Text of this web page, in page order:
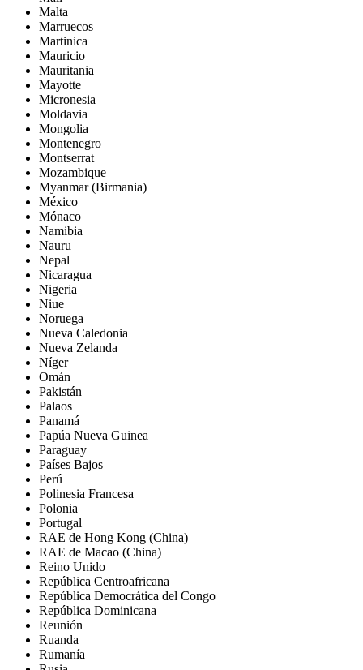
Malta
Marruecos
Martinica
Mauricio
Mauritania
Mayotte
Micronesia
Moldavia
Mongolia
Montenegro
Montserrat
Mozambique
Myanmar (Birmania)
México
Mónaco
Namibia
Nauru
Nepal
Nicaragua
Nigeria
Niue
Noruega
Nueva Caledonia
Nueva Zelanda
Níger
Omán
Pakistán
Palaos
Panamá
Papúa Nueva Guinea
Paraguay
Países Bajos
Perú
Polinesia Francesa
Polonia
Portugal
RAE de Hong Kong (China)
RAE de Macao (China)
Reino Unido
República Centroafricana
República Democrática del Congo
República Dominicana
Reunión
Ruanda
Rumanía